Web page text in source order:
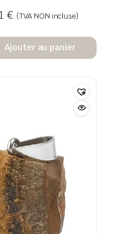
€ (TVA NON incluse)
Ajouter au panier